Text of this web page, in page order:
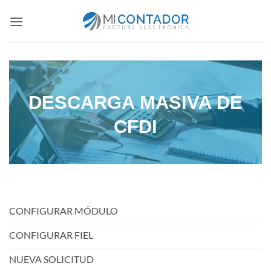
DESCARGA MASIVA DE
CFDI
CONFIGURAR MÓDULO
CONFIGURAR FIEL
NUEVA SOLICITUD